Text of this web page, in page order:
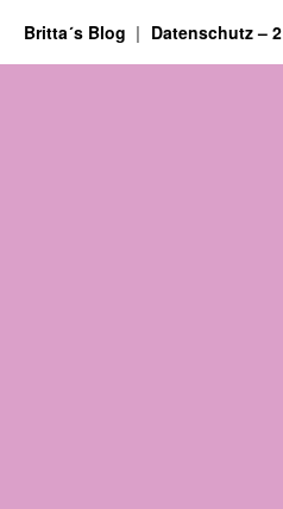
Britta´s Blog Datenschutz – 2